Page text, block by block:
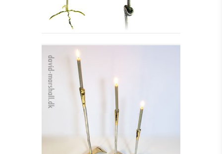
LYSESTAGE MEDIAVAL
CANDELABRA I
Se detajler